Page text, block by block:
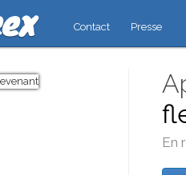
Contact Presse
En